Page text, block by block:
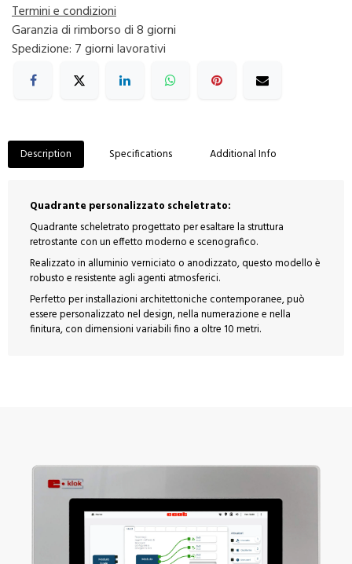
Termini e condizioni
Garanzia di rimborso di 8 giorni
Spedizione: 7 giorni lavorativi
Description Specifications Additional Info
Quadrante personalizzato scheletrato:
Quadrante scheletrato progettato per esaltare la struttura
retrostante con un effetto moderno e scenografico.
Realizzato in alluminio verniciato o anodizzato, questo modello è
robusto e resistente agli agenti atmosferici.
Perfetto per installazioni architettoniche contemporanee, può
essere personalizzato nel design, nella numerazione e nella
finitura, con dimensioni variabili fino a oltre 10 metri.